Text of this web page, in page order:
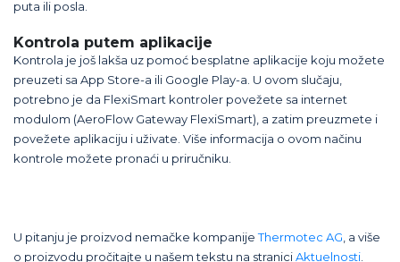
puta ili posla.
Kontrola putem aplikacije
Kontrola je još lakša uz pomoć besplatne aplikacije koju možete
preuzeti sa App Store-a ili Google Play-a. U ovom slučaju,
potrebno je da FlexiSmart kontroler povežete sa internet
modulom (AeroFlow Gateway FlexiSmart), a zatim preuzmete i
povežete aplikaciju i uživate. Više informacija o ovom načinu
kontrole možete pronaći u priručniku.
U pitanju je proizvod nemačke kompanijeThermotec AG , a više
o proizvodu pročitajte u našem tekstu na straniciAktuelnosti